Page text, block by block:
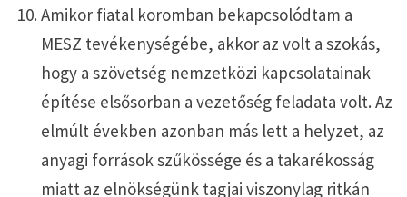
Amikor fiatal koromban bekapcsolódtam a
MESZ tevékenységébe, akkor az volt a szokás,
hogy a szövetség nemzetközi kapcsolatainak
építése elsősorban a vezetőség feladata volt. Az
elmúlt években azonban más lett a helyzet, az
anyagi források szűkössége és a takarékosság
miatt az elnökségünk tagjai viszonylag ritkán